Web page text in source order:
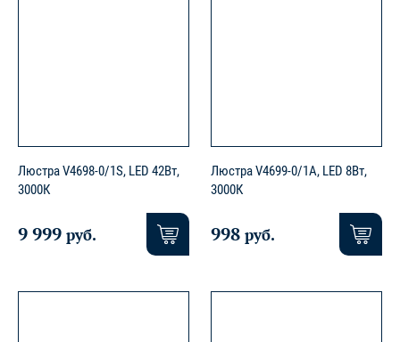
Люстра V4698-0/1S, LED 42Вт,
3000К
9 999 руб.
Люстра V4699-0/1A, LED 8Вт,
3000К
998 руб.